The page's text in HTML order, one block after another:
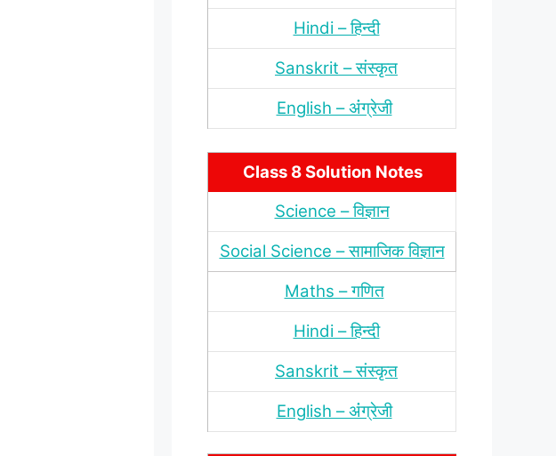
Hindi – हिन्‍दी
Sanskrit – संस्‍कृत
English – अंंग्रेजी
Class 8 Solution Notes
Science – विज्ञान
Social Science – सामाजिक विज्ञान
Maths – गणित
Hindi – हिन्‍दी
Sanskrit – संस्‍कृत
English – अंंग्रेजी